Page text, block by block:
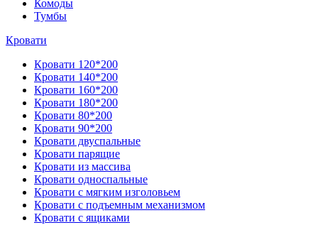
Комоды
Тумбы
Кровати
Кровати 120*200
Кровати 140*200
Кровати 160*200
Кровати 180*200
Кровати 80*200
Кровати 90*200
Кровати двуспальные
Кровати парящие
Кровати из массива
Кровати односпальные
Кровати с мягким изголовьем
Кровати с подъемным механизмом
Кровати с ящиками